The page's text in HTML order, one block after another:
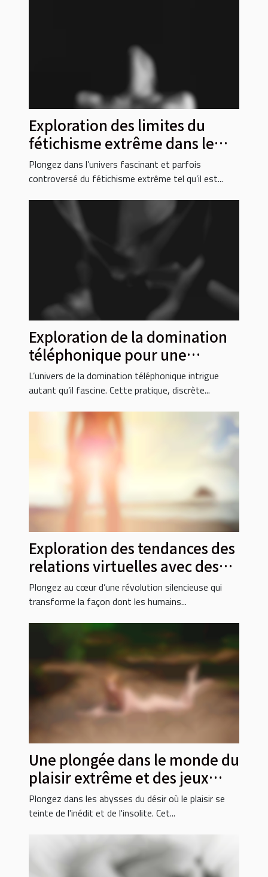
Exploration des limites du
fétichisme extrême dans le
cinéma pour adultes
Plongez dans l’univers fascinant et parfois
controversé du fétichisme extrême tel qu’il est...
Exploration de la domination
téléphonique pour une
soumission intense
L’univers de la domination téléphonique intrigue
autant qu’il fascine. Cette pratique, discrète...
Exploration des tendances des
relations virtuelles avec des
intelligences artificielles
Plongez au cœur d’une révolution silencieuse qui
transforme la façon dont les humains...
Une plongée dans le monde du
plaisir extrême et des jeux
érotiques inhabituels
Plongez dans les abysses du désir où le plaisir se
teinte de l'inédit et de l'insolite. Cet...